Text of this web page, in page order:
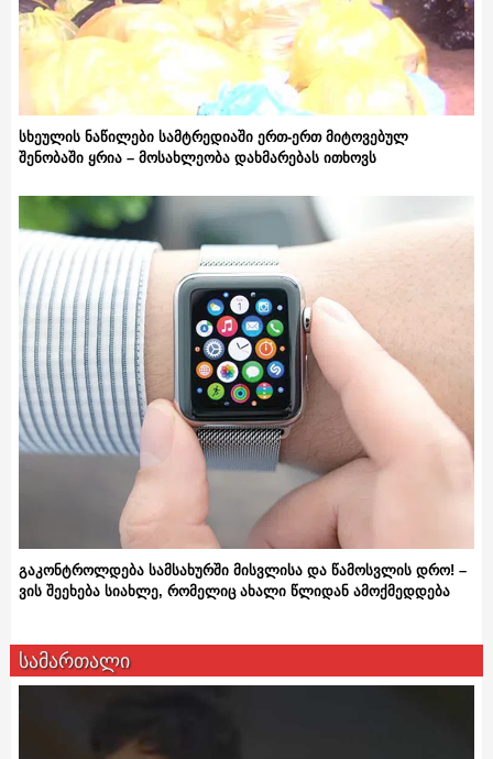
სხეულის ნაწილები სამტრედიაში ერთ-ერთ მიტოვებულ
შენობაში ყრია – მოსახლეობა დახმარებას ითხოვს
გაკონტროლდება სამსახურში მისვლისა და წამოსვლის დრო! –
ვის შეეხება სიახლე, რომელიც ახალი წლიდან ამოქმედდება
სამართალი